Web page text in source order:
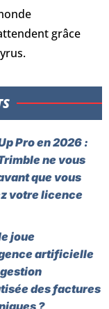
grâce
Pro en 2026 :
ne vous
que vous
votre licence
joue
artificielle
des factures